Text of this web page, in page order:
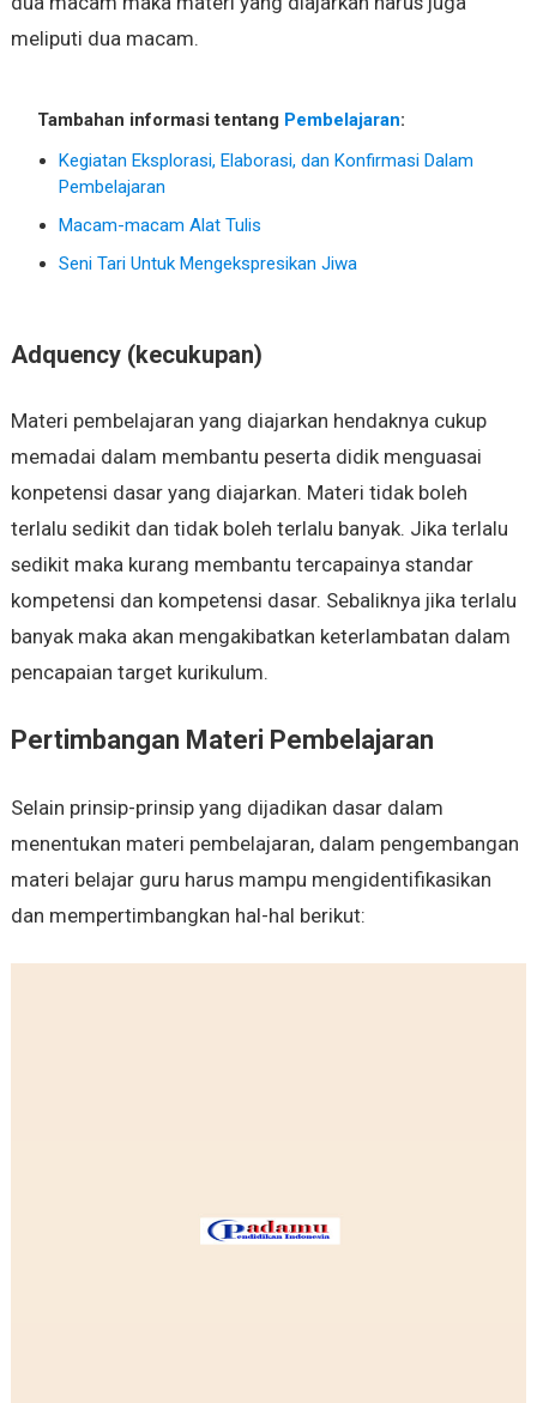
meliputi dua macam.
Tambahan informasi tentang Pembelajaran:
Kegiatan Eksplorasi, Elaborasi, dan Konfirmasi Dalam
Pembelajaran
Macam-macam Alat Tulis
Seni Tari Untuk Mengekspresikan Jiwa
Adquency (kecukupan)
Materi pembelajaran yang diajarkan hendaknya cukup
memadai dalam membantu peserta didik menguasai
konpetensi dasar yang diajarkan. Materi tidak boleh
terlalu sedikit dan tidak boleh terlalu banyak. Jika terlalu
sedikit maka kurang membantu tercapainya standar
kompetensi dan kompetensi dasar. Sebaliknya jika terlalu
banyak maka akan mengakibatkan keterlambatan dalam
pencapaian target kurikulum.
Pertimbangan Materi Pembelajaran
Selain prinsip-prinsip yang dijadikan dasar dalam
menentukan materi pembelajaran, dalam pengembangan
materi belajar guru harus mampu mengidentifikasikan
dan mempertimbangkan hal-hal berikut: